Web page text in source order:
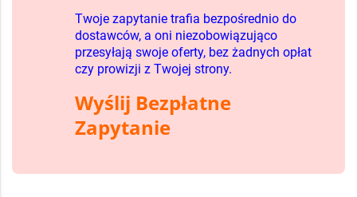
Twoje zapytanie trafia bezpośrednio do
dostawców, a oni niezobowiązująco
przesyłają swoje oferty, bez żadnych opłat
czy prowizji z Twojej strony.
Wyślij Bezpłatne
Zapytanie